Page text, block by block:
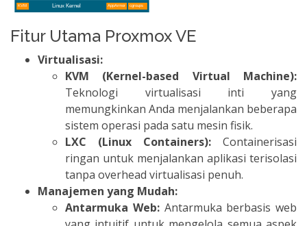
Fitur Utama Proxmox VE
Virtualisasi:
KVM (Kernel-based Virtual Machine):
Teknologi virtualisasi inti yang
memungkinkan Anda menjalankan beberapa
sistem operasi pada satu mesin fisik.
LXC (Linux Containers): Containerisasi
ringan untuk menjalankan aplikasi terisolasi
tanpa overhead virtualisasi penuh.
Manajemen yang Mudah:
Antarmuka Web:Antarmuka berbasis web